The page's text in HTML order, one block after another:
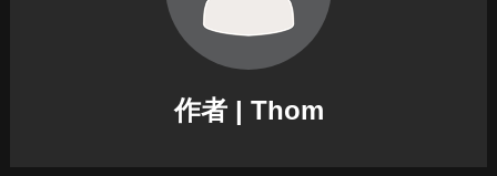
作者 | Thom